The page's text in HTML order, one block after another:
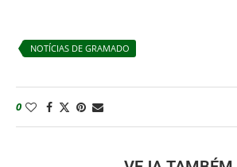
NOTÍCIAS DE GRAMADO
0